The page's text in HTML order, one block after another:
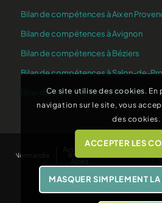
Bilan de compétences à Aix en
Bilan de compétences à Avignon
Bilan de compétences à Béziers
Bilan de compétences à Salon-de-
Bilan de compétences à Vitrolles
© Copyright -Vast RH- Site
Normandie
Auvergne-
Rhône-
Alpes
Ce site utilise des cookies. En
navigation sur le site, vous
des cookies.
ACCEPTER LES
MASQUER SIMPLEMENT